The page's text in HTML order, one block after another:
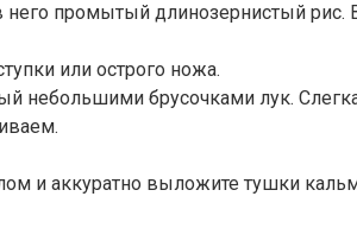
промытый длинозернистый рис.
или острого ножа.
небольшими брусочками лук.
и аккуратно выложите тушки